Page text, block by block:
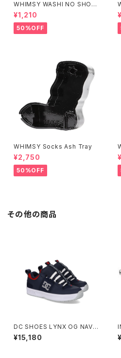
WHIMSY WASHI NO SHOW
SOCKS
¥1,210
50%OFF
WHIMSY Socks Ash Tray
¥2,750
50%OFF
その他の商品
DC SHOES LYNX OG NAVY/
RED
¥15,180